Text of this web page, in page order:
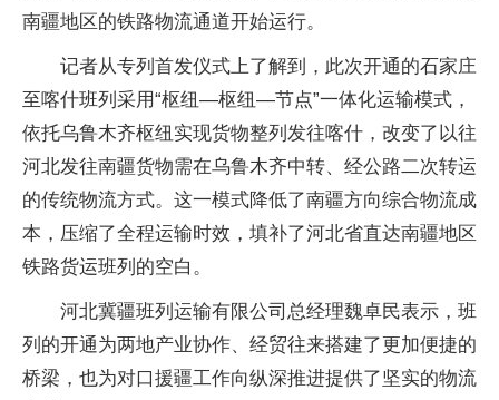
南疆地区的铁路物流通道开始运行。
记者从专列首发仪式上了解到，此次开通的石家庄
至喀什班列采用“枢纽—枢纽—节点”一体化运输模式，
依托乌鲁木齐枢纽实现货物整列发往喀什，改变了以往
河北发往南疆货物需在乌鲁木齐中转、经公路二次转运
的传统物流方式。这一模式降低了南疆方向综合物流成
本，压缩了全程运输时效，填补了河北省直达南疆地区
铁路货运班列的空白。
河北冀疆班列运输有限公司总经理魏卓民表示，班
列的开通为两地产业协作、经贸往来搭建了更加便捷的
桥梁，也为对口援疆工作向纵深推进提供了坚实的物流